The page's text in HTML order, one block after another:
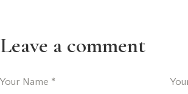
Leave a comment